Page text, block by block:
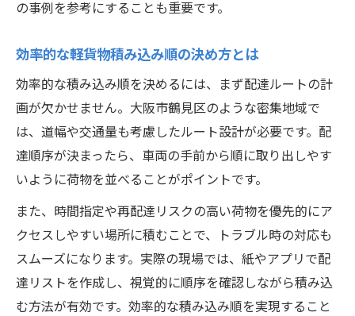
の事例を参考にすることも重要です。
効率的な軽貨物積み込み順の決め方とは
効率的な積み込み順を決めるには、まず配達ルートの計
画が欠かせません。大阪市鶴見区のような密集地域で
は、道幅や交通量も考慮したルート設計が必要です。配
達順序が決まったら、車両の手前から順に取り出しやす
いように荷物を並べることがポイントです。
また、時間指定や再配達リスクの高い荷物を優先的にア
クセスしやすい場所に積むことで、トラブル時の対応も
スムーズになります。実際の現場では、紙やアプリで配
達リストを作成し、視覚的に順序を確認しながら積み込
む方法が有効です。効率的な積み込み順を実現すること